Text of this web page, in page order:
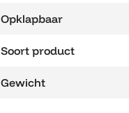
Opklapbaar
Soort product
Gewicht